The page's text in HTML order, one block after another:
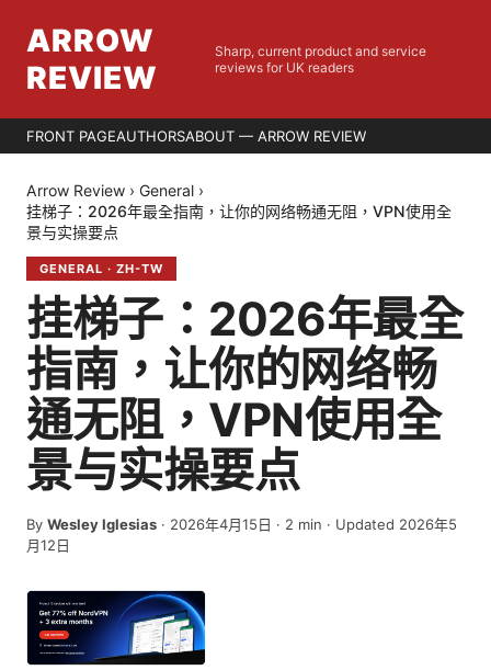
ARROW
REVIEW
Sharp, current product and service
reviews for UK readers
FRONT PAGEAUTHORSABOUT — ARROW REVIEW
Arrow Review › General ›
挂梯子：2026年最全指南，让你的网络畅通无阻，VPN使用全
景与实操要点
GENERAL · ZH-TW
挂梯子：2026年最全
指南，让你的网络畅
通无阻，VPN使用全
景与实操要点
By Wesley Iglesias · 2026年4月15日 · 2 min · Updated 2026年5
月12日